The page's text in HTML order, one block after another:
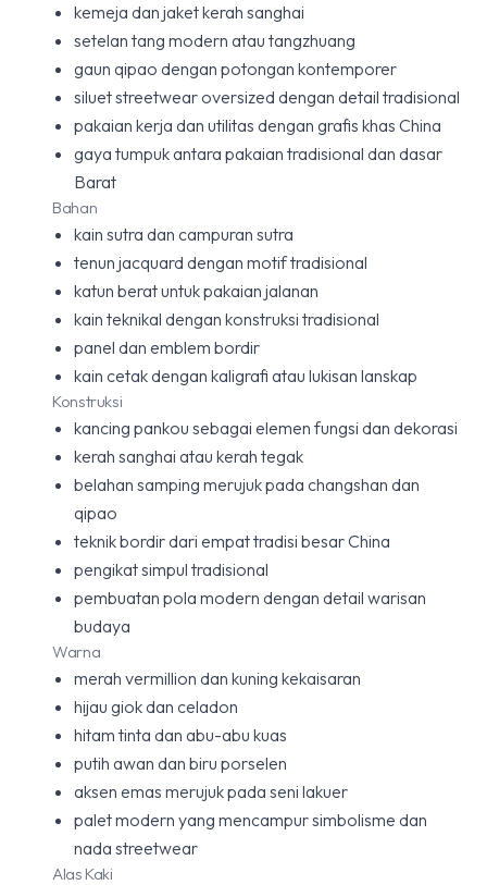
kemeja dan jaket kerah sanghai
setelan tang modern atau tangzhuang
gaun qipao dengan potongan kontemporer
siluet streetwear oversized dengan detail tradisional
pakaian kerja dan utilitas dengan grafis khas China
gaya tumpuk antara pakaian tradisional dan dasar
Barat
Bahan
kain sutra dan campuran sutra
tenun jacquard dengan motif tradisional
katun berat untuk pakaian jalanan
kain teknikal dengan konstruksi tradisional
panel dan emblem bordir
kain cetak dengan kaligrafi atau lukisan lanskap
Konstruksi
kancing pankou sebagai elemen fungsi dan dekorasi
kerah sanghai atau kerah tegak
belahan samping merujuk pada changshan dan
qipao
teknik bordir dari empat tradisi besar China
pengikat simpul tradisional
pembuatan pola modern dengan detail warisan
budaya
Warna
merah vermillion dan kuning kekaisaran
hijau giok dan celadon
hitam tinta dan abu-abu kuas
putih awan dan biru porselen
aksen emas merujuk pada seni lakuer
palet modern yang mencampur simbolisme dan
nada streetwear
Alas Kaki